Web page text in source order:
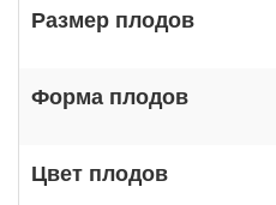
Размер плодов
Форма плодов
Цвет плодов